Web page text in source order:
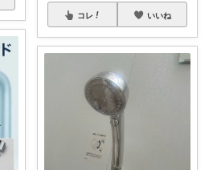
コレ いいね